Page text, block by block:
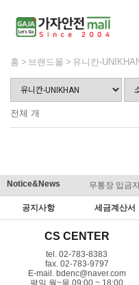
홈 브랜드몰 유니칸-
전체 개
Notice&News 무통장 입금
공지사항 세금계산서
CS CENTER
tel. 02-783-8383
fax. 02-783-9797
E-mail. bdenc@naver.com
평일 월~목 09:00 ~ 18:00